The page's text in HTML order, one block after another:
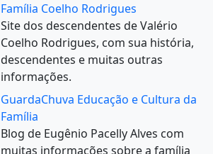
Família Coelho Rodrigues
Site dos descendentes de Valério
Coelho Rodrigues, com sua história,
descendentes e muitas outras
informações.
GuardaChuva Educação e Cultura da
Família
Blog de Eugênio Pacelly Alves com
muitas informações sobre a família